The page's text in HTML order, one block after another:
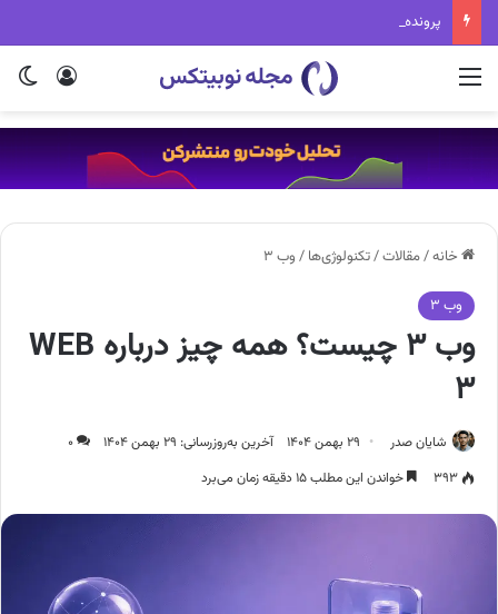
پرونده ریپل و کمیسیون بورس آمریکا چیست و به کجا رسید؟
ورود منو
خانه/مقالات/تکنولوژی‌ها / وب 3
وب 3
وب ۳ چیست؟ همه چیز درباره WEB
3
شایان صدر ۲۹ بهمن ۱۴۰۴ آخرین به‌روزرسانی: ۲۹ بهمن ۱۴۰۴
۰
۳۹۳
خواندن این مطلب ۱۵ دقیقه زمان می‌برد